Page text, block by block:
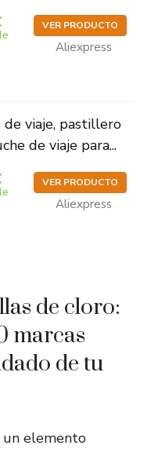
VER PRODUCTO
Aliexpress
viaje, pastillero
de viaje para...
VER PRODUCTO
Aliexpress
de cloro:
marcas
de tu
un elemento